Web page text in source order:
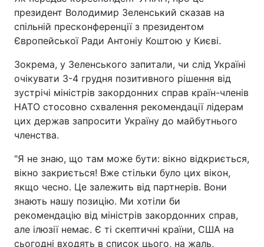
президент Володимир Зеленський сказав на
спільній пресконференції з президентом
Європейської Ради Антоніу Коштою у Києві.
Зокрема, у Зеленського запитали, чи слід Україні
очікувати 3-4 грудня позитивного рішення від
зустрічі міністрів закордонних справ країн-членів
НАТО стосовно схвалення рекомендації лідерам
цих держав запросити Україну до майбутнього
членства.
"Я не знаю, що там може бути: вікно відкриється,
вікно закриється! Вже стільки було цих вікон,
якщо чесно. Це залежить від партнерів. Вони
знають нашу позицію. Ми хотіли би
рекомендацію від міністрів закордонних справ,
але ілюзії немає. Є ті скептичні країни, США на
сьогодні входять в список цього, на жаль,